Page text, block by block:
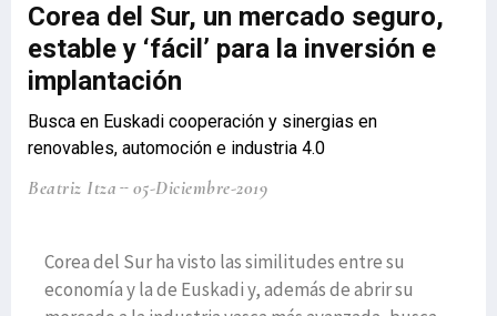
Corea del Sur, un mercado seguro,
estable y ‘fácil’ para la inversión e
implantación
Busca en Euskadi cooperación y sinergias en
renovables, automoción e industria 4.0
Beatriz Itza 05-Diciembre-2019
Corea del Sur ha visto las similitudes entre su
economía y la de Euskadi y, además de abrir su